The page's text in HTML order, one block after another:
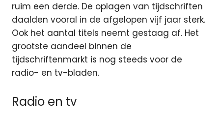
ruim een derde. De oplagen van tijdschriften
daalden vooral in de afgelopen vijf jaar sterk.
Ook het aantal titels neemt gestaag af. Het
grootste aandeel binnen de
tijdschriftenmarkt is nog steeds voor de
radio- en tv-bladen.
Radio en tv